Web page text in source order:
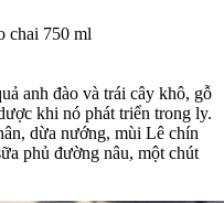
chai 750 ml
anh đào và trái cây khô, gỗ
khi nó phát triển trong ly.
dừa nướng, mùi Lê chín
phủ đường nâu, một chút